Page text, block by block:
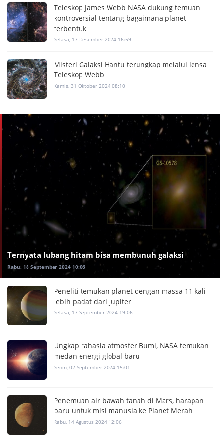
Teleskop James Webb NASA dukung temuan
kontroversial tentang bagaimana planet
terbentuk
Selasa, 17 Desember 2024 16:59
Misteri Galaksi Hantu terungkap melalui lensa
Teleskop Webb
Kamis, 31 Oktober 2024 08:10
Ternyata lubang hitam bisa membunuh galaksi
Rabu, 18 September 2024 10:06
Peneliti temukan planet dengan massa 11 kali
lebih padat dari Jupiter
Selasa, 17 September 2024 19:06
Ungkap rahasia atmosfer Bumi, NASA temukan
medan energi global baru
Senin, 02 September 2024 15:01
Penemuan air bawah tanah di Mars, harapan
baru untuk misi manusia ke Planet Merah
Rabu, 14 Agustus 2024 12:06